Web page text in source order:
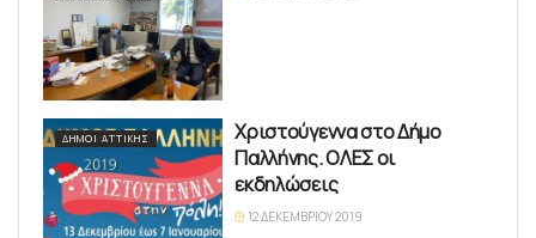
ΔΉΜΟΙ ΑΤΤΙΚΉΣ
Χριστούγεννα στο Δήμο
Παλλήνης. ΟΛΕΣ οι
εκδηλώσεις
12 ΔΕΚΕΜΒΡΊΟΥ 2019